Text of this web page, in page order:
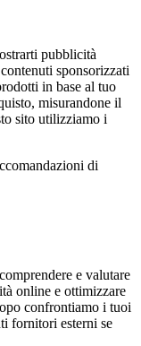
pubblicità
sponsorizzati
in base al tuo
misurandone il
sito utilizziamo i
di
e valutare
online e ottimizzare
confrontiamo i tuoi
fornitori esterni se